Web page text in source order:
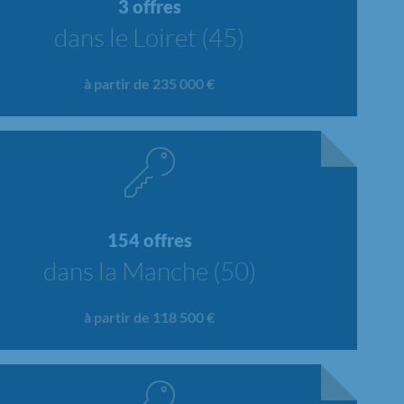
3 offres
dans le Loiret (45)
à partir de 235 000 €
154 offres
dans la Manche (50)
à partir de 118 500 €